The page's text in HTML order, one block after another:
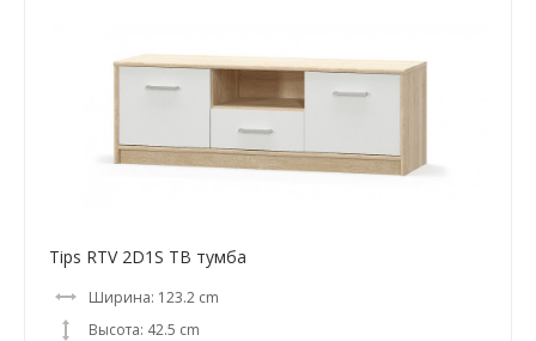
Tips RTV 2D1S ТВ тумба
Ширина: 123.2 cm
Высота: 42.5 cm